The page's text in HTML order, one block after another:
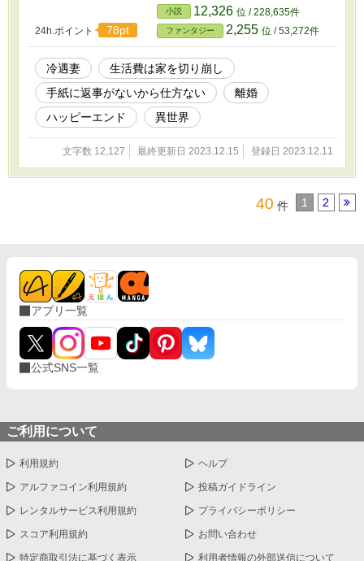
24h.ポイント 78pt
小説 12,326 位 / 228,635件
ファンタジー 2,255 位 / 53,272件
冷遇妻
生活費は家を切り崩し
手紙に返事がないから仕方ない
離婚
ハッピーエンド
異世界
文字数 12,127 最終更新日 2023.12.15 登録日 2023.12.11
40 件 1 2
アプリ一覧
公式SNS一覧
ご利用について
利用規約 ヘルプ
アルファコイン利用規約 投稿ガイドライン
レンタルサービス利用規約 プライバシーポリシー
スコア利用規約 お問い合わせ
特定商取引法に基づく表示 利用者情報の外部送信について